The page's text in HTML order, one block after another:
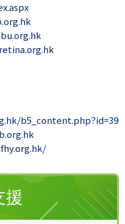
b5_content.php?id=39
援